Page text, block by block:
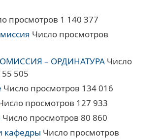
просмотров 1 140 377
Число просмотров
– ОРДИНАТУРА Число
505
Число просмотров 134 016
просмотров 127 933
Число просмотров 80 860
кафедры Число просмотров